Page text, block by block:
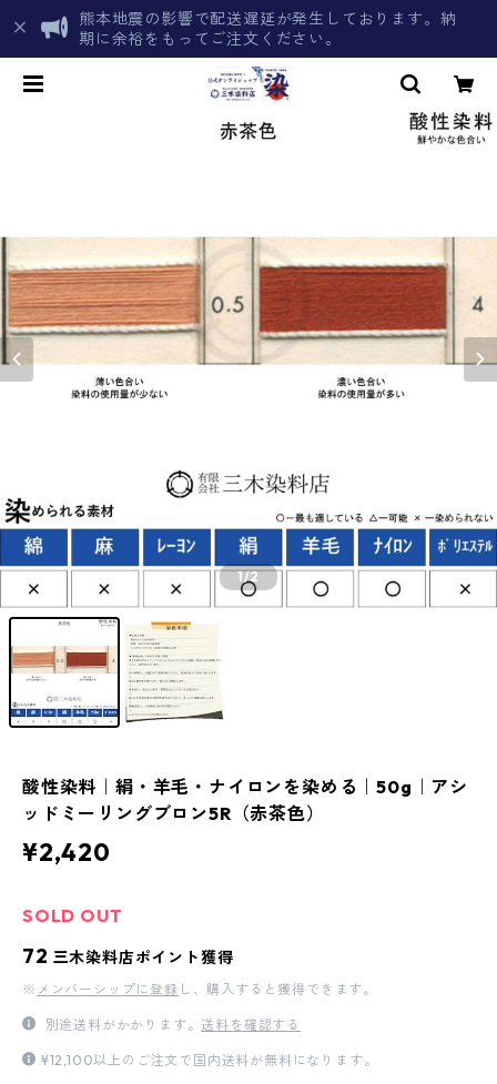
熊本地震の影響で配送遅延が発生しております。納
期に余裕をもってご注文ください。
1/2
酸性染料｜絹・羊毛・ナイロンを染める｜50g｜アシ
ッドミーリングブロン5R（赤茶色）
¥2,420
SOLD OUT
72 三木染料店ポイント獲得
※ メンバーシップに登録 し、購入すると獲得できます。
別途送料がかかります。送料を確認する
¥12,100以上のご注文で国内送料が無料になります。